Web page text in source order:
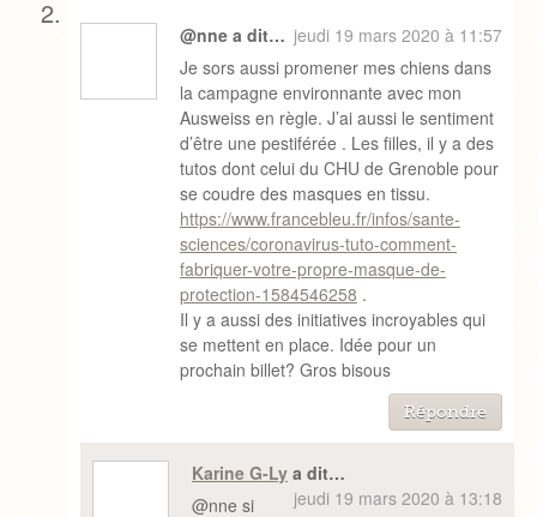
@nne a dit… jeudi 19 mars 2020 à 11:57
Je sors aussi promener mes chiens dans
la campagne environnante avec mon
Ausweiss en règle. J’ai aussi le sentiment
d’être une pestiférée . Les filles, il y a des
tutos dont celui du CHU de Grenoble pour
se coudre des masques en tissu.
https://www.francebleu.fr/infos/sante-
sciences/coronavirus-tuto-comment-
fabriquer-votre-propre-masque-de-
protection-1584546258 .
Il y a aussi des initiatives incroyables qui
se mettent en place. Idée pour un
prochain billet? Gros bisous
Répondre
Karine G-Lya dit…
jeudi 19 mars 2020 à 13:18
@nne si